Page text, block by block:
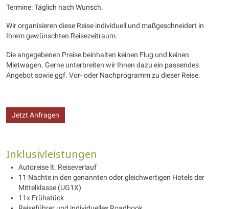
Termine: Täglich nach Wunsch.
Wir organisieren diese Reise individuell und maßgeschneidert in
Ihrem gewünschten Reisezeitraum.
Die angegebenen Preise beinhalten keinen Flug und keinen
Mietwagen. Gerne unterbreiten wir Ihnen dazu ein passendes
Angebot sowie ggf. Vor- oder Nachprogramm zu dieser Reise.
Jetzt Anfragen
Inklusivleistungen
Autoreise lt. Reiseverlauf
11 Nächte in den genannten oder gleichwertigen Hotels der
Mittelklasse (UG1X)
11x Frühstück